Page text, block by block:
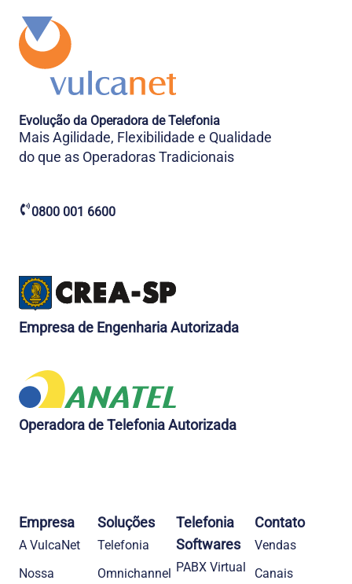
Evolução da Operadora de Telefonia
Mais Agilidade, Flexibilidade e Qualidade
do que as Operadoras Tradicionais
0800 001 6600
Empresa de Engenharia Autorizada
Operadora de Telefonia Autorizada
Empresa
A VulcaNet
Nossa
Soluções
Telefonia​
Omnichannel
Telefonia
Softwares
PABX Virtual
Contato
Vendas
Canais